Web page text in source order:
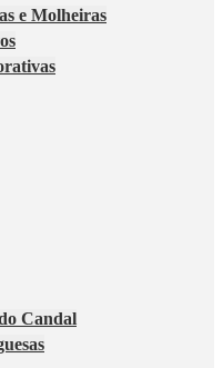
e Molheiras
Candal